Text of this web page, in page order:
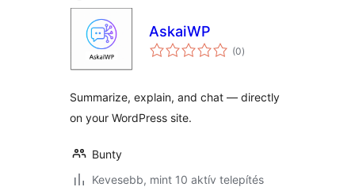
AskaiWP
(0értékelés
összesen
)
Summarize, explain, and chat — directly
on your WordPress site.
Bunty
Kevesebb, mint 10 aktív telepítés